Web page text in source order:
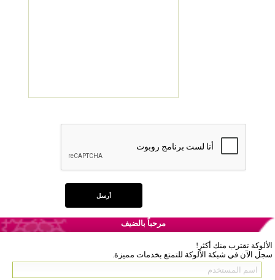
مرحباً بالضيف
الألوكة تقترب منك أكثر!
سجل الآن في شبكة الألوكة للتمتع بخدمات مميزة.